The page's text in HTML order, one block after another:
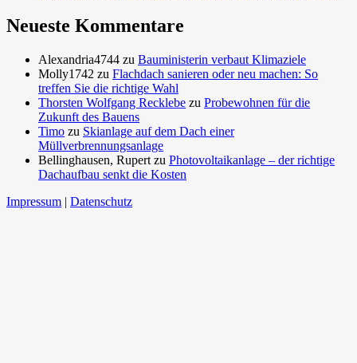
Neueste Kommentare
Alexandria4744 zu Bauministerin verbaut Klimaziele
Molly1742 zu Flachdach sanieren oder neu machen: So
treffen Sie die richtige Wahl
Thorsten Wolfgang Recklebe zu Probewohnen für die
Zukunft des Bauens
Timo zu Skianlage auf dem Dach einer
Müllverbrennungsanlage
Bellinghausen, Rupert zu Photovoltaikanlage – der richtige
Dachaufbau senkt die Kosten
Impressum | Datenschutz